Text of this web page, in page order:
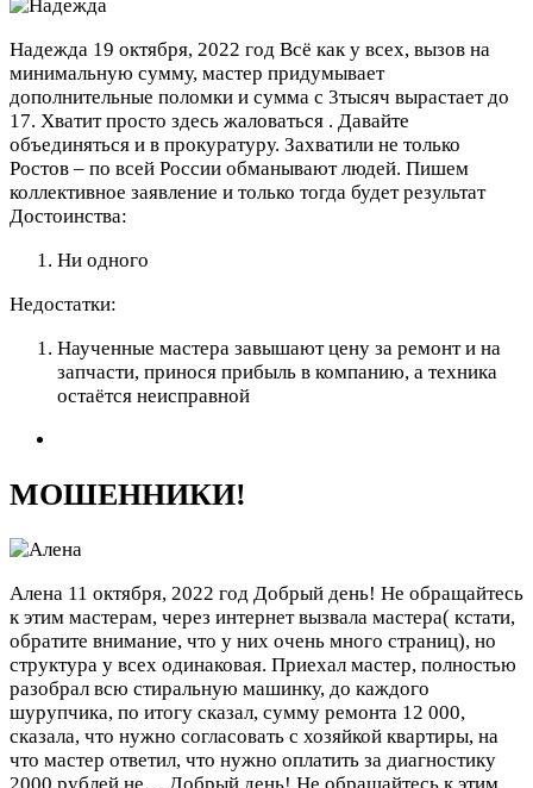
Надежда 19 октября, 2022 год Всё как у всех, вызов на
минимальную сумму, мастер придумывает
дополнительные поломки и сумма с 3тысяч вырастает до
17. Хватит просто здесь жаловаться . Давайте
объединяться и в прокуратуру. Захватили не только
Ростов – по всей России обманывают людей. Пишем
коллективное заявление и только тогда будет результат
Достоинства:
Ни одного
Недостатки:
Наученные мастера завышают цену за ремонт и на
запчасти, принося прибыль в компанию, а техника
остаётся неисправной
МОШЕННИКИ!
Алена 11 октября, 2022 год Добрый день! Не обращайтесь
к этим мастерам, через интернет вызвала мастера( кстати,
обратите внимание, что у них очень много страниц), но
структура у всех одинаковая. Приехал мастер, полностью
разобрал всю стиральную машинку, до каждого
шурупчика, по итогу сказал, сумму ремонта 12 000,
сказала, что нужно согласовать с хозяйкой квартиры, на
что мастер ответил, что нужно оплатить за диагностику